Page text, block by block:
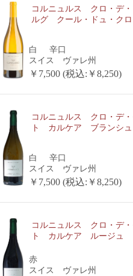
コルニュルス クロ・デ
ルグ クール・ドュ・ク
白
辛口
スイス ヴァレ州
￥7,500 (税込:￥8,250)
コルニュルス クロ・デ
ト カルケア ブランシ
白
辛口
スイス ヴァレ州
￥7,500 (税込:￥8,250)
コルニュルス クロ・デ
ト カルケア ルージュ
赤
スイス ヴァレ州